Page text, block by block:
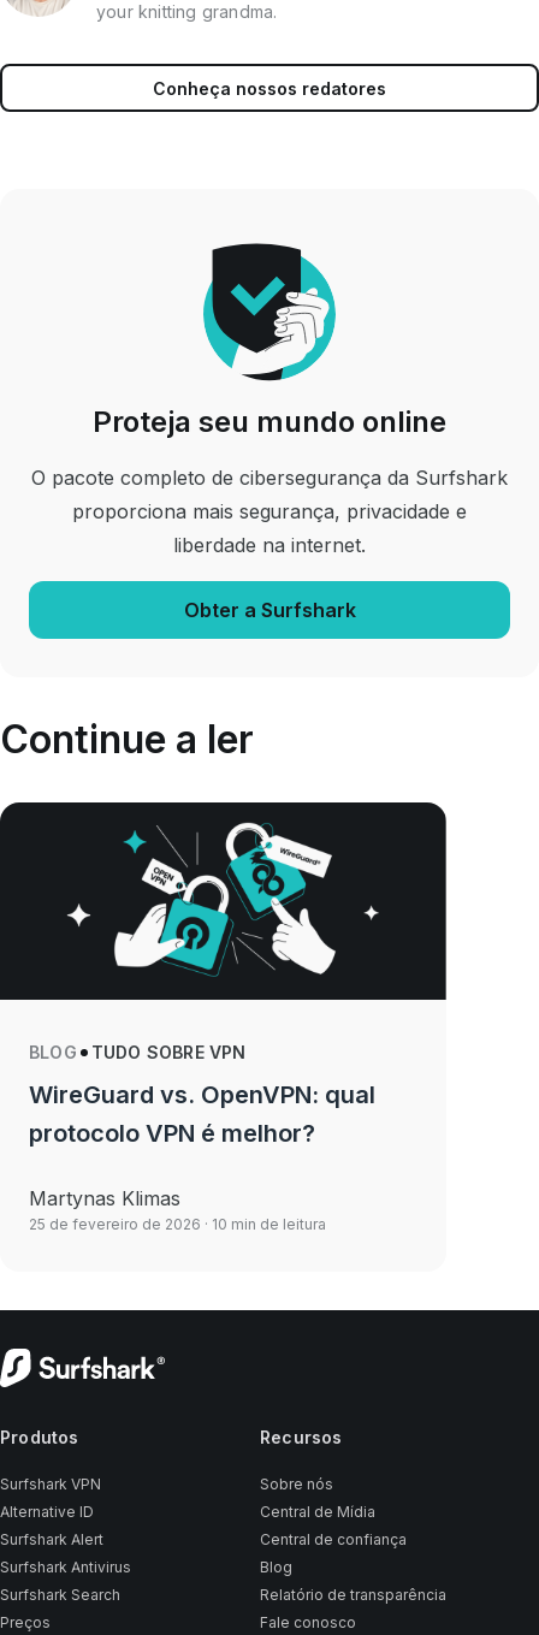
your knitting grandma.
Conheça nossos redatores
Proteja seu mundo online
O pacote completo de cibersegurança da Surfshark
proporciona mais segurança, privacidade e
liberdade na internet.
Obter a Surfshark
Continue a ler
BLOG TUDO SOBRE VPN
WireGuard vs. OpenVPN: qual
protocolo VPN é melhor?
Martynas Klimas
25 de fevereiro de 2026 · 10 min de leitura
Produtos
Surfshark VPN
Alternative ID
Surfshark Alert
Surfshark Antivirus
Surfshark Search
Preços
Recursos
Sobre nós
Central de Mídia
Central de confiança
Blog
Relatório de transparência
Fale conosco